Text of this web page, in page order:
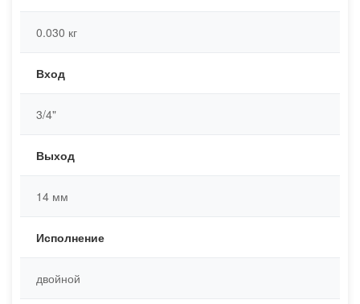
0.030 кг
Вход
3/4"
Выход
14 мм
Исполнение
двойной